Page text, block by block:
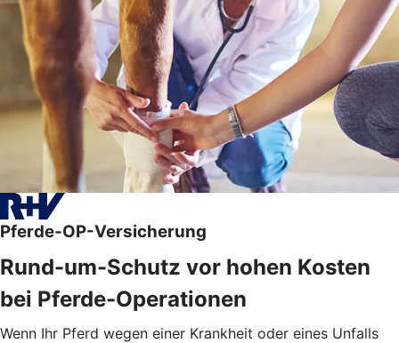
Pferde-OP-Versicherung
Rund-um-Schutz vor hohen Kosten
bei Pferde-Operationen
Wenn Ihr Pferd wegen einer Krankheit oder eines Unfalls